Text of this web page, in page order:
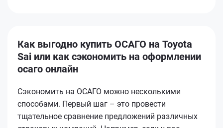
Как выгодно купить ОСАГО на Toyota
Sai или как сэкономить на оформлении
осаго онлайн
Сэкономить на ОСАГО можно несколькими
способами. Первый шаг – это провести
тщательное сравнение предложений различных